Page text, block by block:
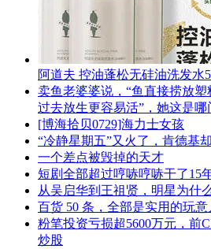
阿道夫 控油蓬松无硅油洗发水
卖鱼老婆婆说，“鱼直接捞放
过去放生更容易活”，她这是哪
[博海拾贝0729]海力士女孩
“冷静星期五”又火了，肯德基
一个差点被毁掉的天才
短剧全部超过哼哧哼哧干了15
从吴启华到王祖贤，明星为什
百货 50 条，全部是实用的玩意
粉笔投资亏损超5600万元，前
炒股